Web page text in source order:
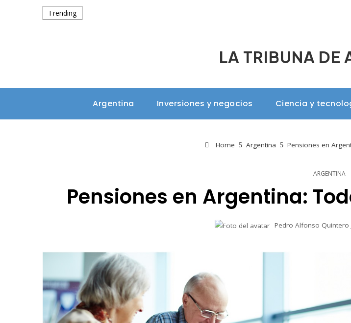
Trending
LA TRIBUNA DE
Argentina Inversiones y negocios Ciencia y
Home Argentina Pensiones en
ARGENTINA
Pensiones en Argentina:
Pedro Alfonso Quintero